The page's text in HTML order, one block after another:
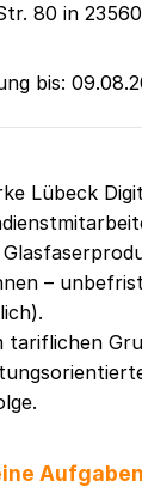
80 in
bis:
Lübeck
–
tariflichen
Aufgaben